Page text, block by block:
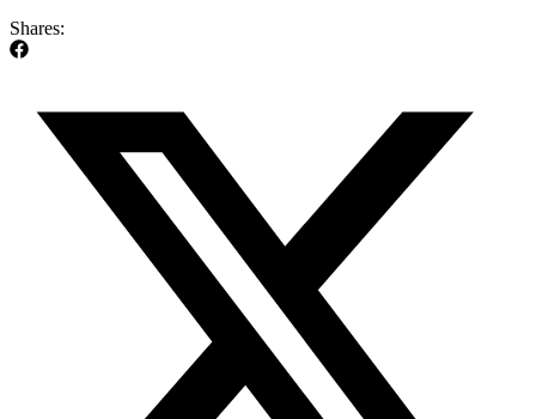
Shares: